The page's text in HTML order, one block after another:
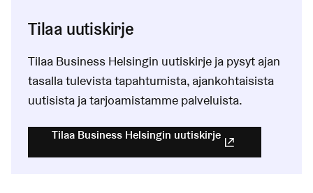
Tilaa uutiskirje
Tilaa Business Helsingin uutiskirje ja pysyt ajan
tasalla tulevista tapahtumista, ajankohtaisista
uutisista ja tarjoamistamme palveluista.
Tilaa Business Helsingin uutiskirje (Linkki johtaa